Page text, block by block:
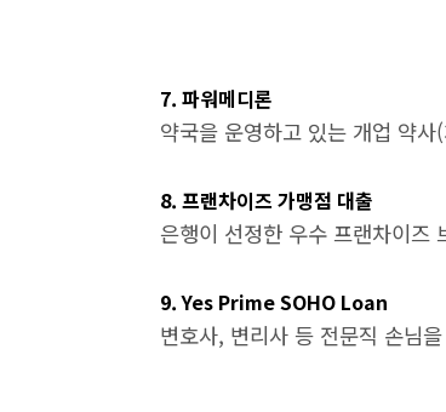
7. 파워메디론
약국을 운영하고 있는 개업 약
8. 프랜차이즈 가맹점 대출
은행이 선정한 우수 프랜차이즈
9. Yes Prime SOHO Loan
변호사, 변리사 등 전문직 손님